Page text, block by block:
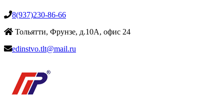
8(937)230-86-66
Тольятти, Фрунзе, д.10А, офис 24
edinstvo.tlt@mail.ru